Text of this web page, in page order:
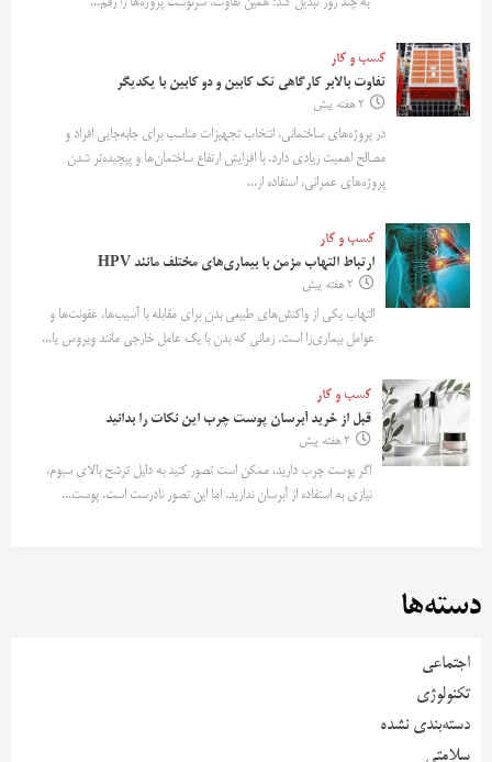
کسب و کار
تفاوت بالابر کارگاهی تک کابین و دو کابین با یکدیگر
2 هفته پیش
در پروژه‌های ساختمانی، انتخاب تجهیزات مناسب برای جابه‌جایی افراد و
مصالح اهمیت زیادی دارد. با افزایش ارتفاع ساختمان‌ها و پیچیده‌تر شدن
پروژه‌های عمرانی، استفاده از...
کسب و کار
ارتباط التهاب مزمن با بیماری‌های مختلف مانند HPV
2 هفته پیش
التهاب یکی از واکنش‌های طبیعی بدن برای مقابله با آسیب‌ها، عفونت‌ها و
عوامل بیماری‌زا است. زمانی که بدن با یک عامل خارجی مانند ویروس یا...
کسب و کار
قبل از خرید آبرسان پوست چرب این نکات را بدانید
2 هفته پیش
اگر پوست چرب دارید، ممکن است تصور کنید به دلیل ترشح بالای سبوم،
نیازی به استفاده از آبرسان ندارید. اما این تصور نادرست است. پوست...
دسته‌ها
اجتماعی
تکنولوژی
دسته‌بندی نشده
سلامتی